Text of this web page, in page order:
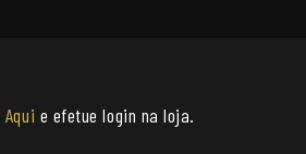
Aqui e efetue login na loja.